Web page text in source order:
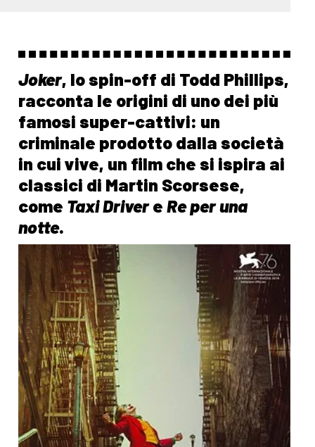
Joker, lo spin-off di Todd Phillips,
racconta le origini di uno dei più
famosi super-cattivi: un
criminale prodotto dalla società
in cui vive, un film che si ispira ai
classici di Martin Scorsese,
come Taxi DrivereRe per una
notte.